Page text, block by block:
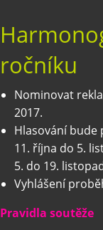
ročníku
Nominovat
2017.
Hlasování
11. října do 5.
5. do 19.
Vyhlášení
Pravidla soutěže